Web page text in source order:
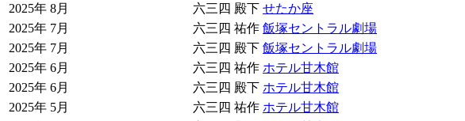
2025年 8月
六三四 殿下 せたか座
2025年 7月
六三四 祐作 飯塚セントラル劇場
2025年 7月
六三四 殿下 飯塚セントラル劇場
2025年 6月
六三四 祐作 ホテル甘木館
2025年 6月
六三四 殿下 ホテル甘木館
2025年 5月
六三四 祐作 ホテル甘木館